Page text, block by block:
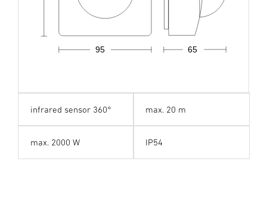
65
95
infrared sensor 360° max. 20 m
max. 2000 W IP54